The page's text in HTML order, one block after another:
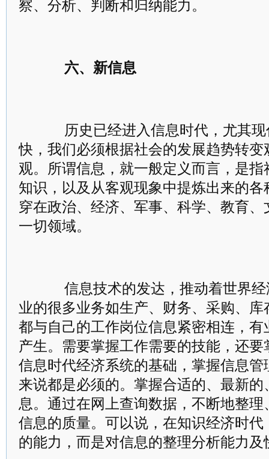
察、分析、判断和归纳能力。
六、新信息
历史已经进入信息时代，尤其现
快，我们必须根据社会的发展趋势转
观。所谓信息，就一般定义而言，是
知识，以及从客观现象中提炼出来的
穿在政治、经济、军事、科学、教育
一切领域。
信息技术的发达，推动着世界经
业的很多业务如生产、财务、采购、
都与自己的工作岗位信息紧密相连，
产生。需要掌握工作需要的技能，还
信息时代经济系统的基础，掌握信息
来说都是必须的。掌握合适的、最新
息。通过在网上查询数据，不断地整
信息的质量。可以说，在知识经济时
的能力，而是对信息的整理分析能力